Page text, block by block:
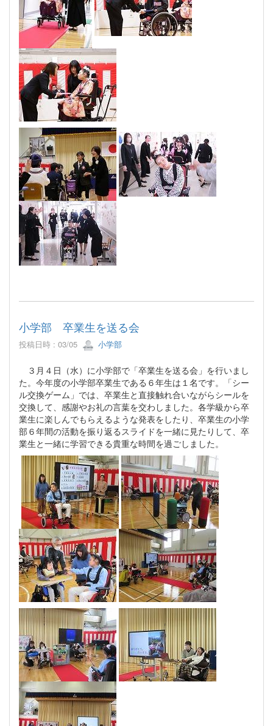
小学部 卒業生を送る会
投稿日時 : 03/05 小学部
３月４日（水）に小学部で「卒業生を送る会」を行いまし
た。今年度の小学部卒業生である６年生は１名です。「シー
ル交換ゲーム」では、卒業生と直接触れ合いながらシールを
交換して、感謝やお礼の言葉を交わしました。各学級から卒
業生に楽しんでもらえるような発表をしたり、卒業生の小学
部６年間の活動を振り返るスライドを一緒に見たりして、卒
業生と一緒に学習できる貴重な時間を過ごしました。